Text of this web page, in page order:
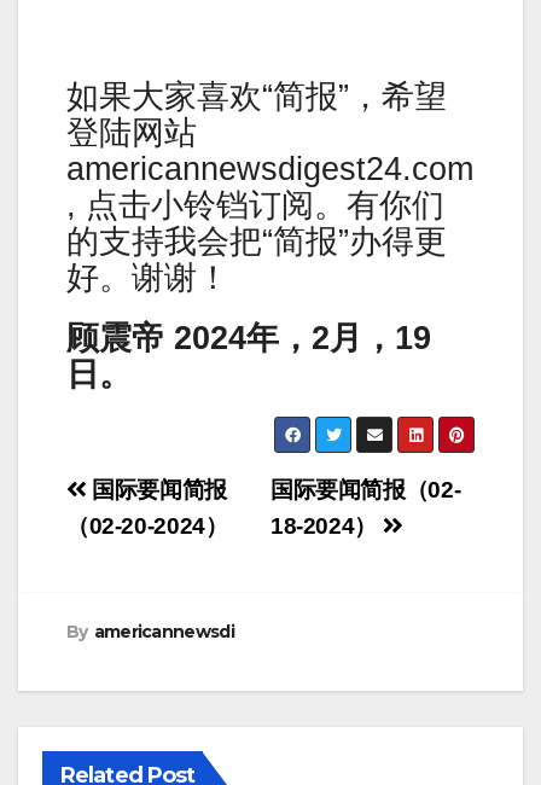
如果大家喜欢“简报”，希望
登陆网站
americannewsdigest24.com
, 点击小铃铛订阅。有你们
的支持我会把“简报”办得更
好。谢谢！
顾震帝 2024年，2月，19
日。
Post
navigation
国际要闻简报（02-
18-2024）
国际要闻简报
（02-20-2024）
By americannewsdi
Related Post